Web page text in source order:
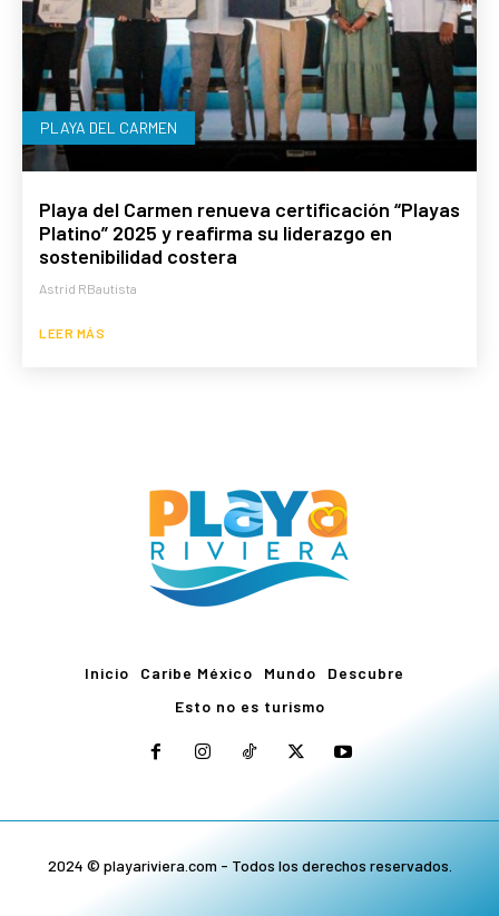
PLAYA DEL CARMEN
Playa del Carmen renueva certificación “Playas
Platino” 2025 y reafirma su liderazgo en
sostenibilidad costera
Astrid RBautista
LEER MÁS
Inicio Caribe México Mundo
Descubre
Esto no es turismo
2024 © playariviera.com - Todos los derechos reservados.